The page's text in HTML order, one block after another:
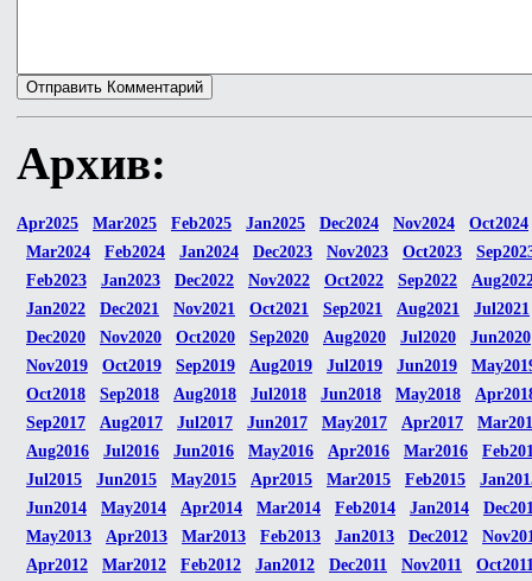
Архив:
Apr2025 Mar2025 Feb2025 Jan2025 Dec2024 Nov2024
Oct2024
Mar2024
Feb2024 Jan2024 Dec2023 Nov2023 Oct2023
Feb2023
Jan2023 Dec2022 Nov2022 Oct2022 Sep2022
Jan2022
Dec2021 Nov2021 Oct2021 Sep2021 Aug2021
Jul2021
Dec2020
Nov2020 Oct2020 Sep2020 Aug2020 Jul2020
Jun2020
Nov2019
Oct2019 Sep2019 Aug2019 Jul2019 Jun2019
Oct2018
Sep2018 Aug2018 Jul2018 Jun2018 May2018
Sep2017
Aug2017 Jul2017 Jun2017 May2017 Apr2017
Aug2016
Jul2016 Jun2016 May2016 Apr2016 Mar2016
Jul2015
Jun2015 May2015 Apr2015 Mar2015 Feb2015
Jun2014
May2014 Apr2014 Mar2014 Feb2014 Jan2014
May2013
Apr2013 Mar2013 Feb2013 Jan2013 Dec2012
Apr2012
Mar2012 Feb2012 Jan2012 Dec2011 Nov2011